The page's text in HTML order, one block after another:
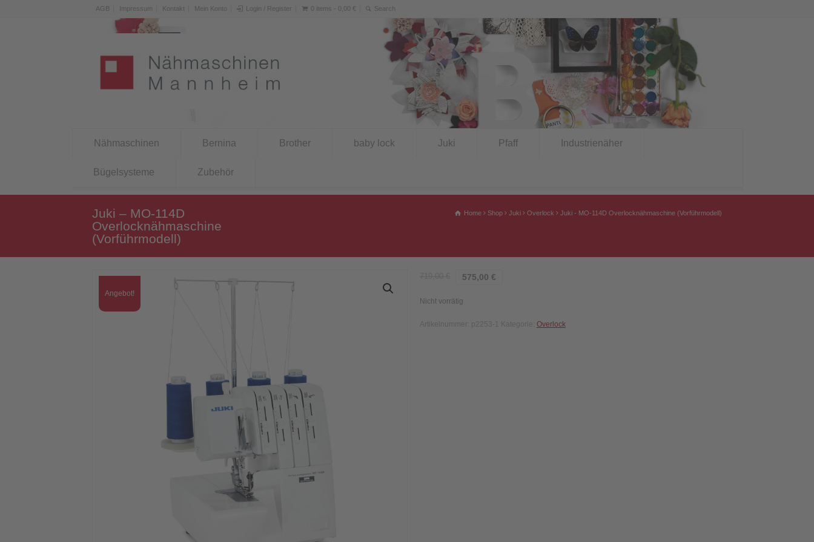
AGB Impressum Kontakt Mein Konto Login / Register 0 items - 0,00 €
Nähmaschinen Bernina Brother baby lock Juki Pfaff Industrienäher
Bügelsysteme Zubehör
Juki – MO-114D
Overlocknähmaschine
(Vorführmodell)
Home Shop Juki Overlock Juki - MO-114D Overlocknähmaschine (Vorführmodell)
Angebot!
575,00 €
Nicht vorrätig
Artikelnummer: p2253-1 Kategorie: Overlock